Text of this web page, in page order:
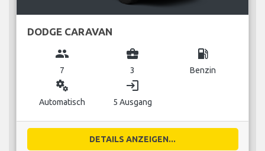
DODGE CARAVAN
group
7
business_center
3
local_gas_station
Benzin
miscellaneous_services
Automatisch
login
5 Ausgang
DETAILS ANZEIGEN...